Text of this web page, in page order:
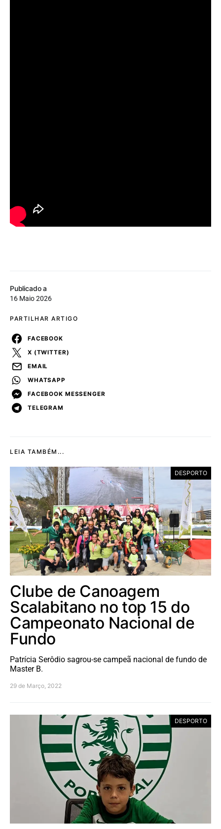
Publicado a
16 Maio 2026
PARTILHAR ARTIGO
FACEBOOK
X (TWITTER)
EMAIL
WHATSAPP
FACEBOOK MESSENGER
TELEGRAM
LEIA TAMBÉM...
DESPORTO
Clube de Canoagem
Scalabitano no top 15 do
Campeonato Nacional de
Fundo
Patrícia Serôdio sagrou-se campeã nacional de fundo de
Master B.
29 de Março, 2022
DESPORTO